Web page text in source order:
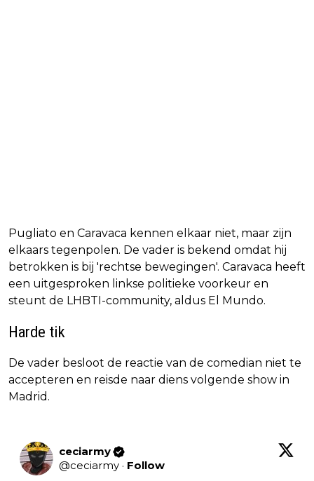
Pugliato en Caravaca kennen elkaar niet, maar zijn
elkaars tegenpolen. De vader is bekend omdat hij
betrokken is bij 'rechtse bewegingen'. Caravaca heeft
een uitgesproken linkse politieke voorkeur en
steunt de LHBTI-community, aldus El Mundo.
Harde tik
De vader besloot de reactie van de comedian niet te
accepteren en reisde naar diens volgende show in
Madrid.
ceciarmy
@ceciarmy · Follow